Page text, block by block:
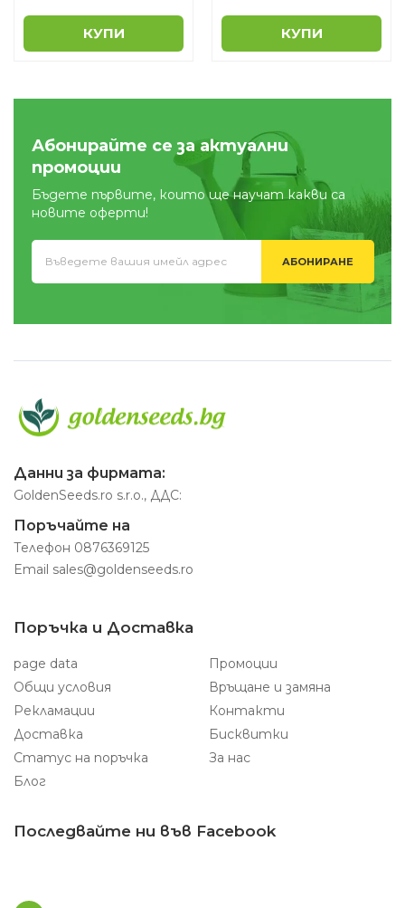
КУПИ КУПИ
Абонирайте се за актуални
промоции
Бъдете първите, които ще научат какви са
новите оферти!
АБОНИРАНЕ
Данни за фирмата:
GoldenSeeds.ro s.r.o., ДДС:
Поръчайте на
Телефон 0876369125
Email sales@goldenseeds.ro
Поръчка и Доставка
page data
Промоции
Общи условия
Връщане и замяна
Рекламации
Контакти
Доставка
Бисквитки
Статус на поръчка
За нас
Блог
Последвайте ни във Facebook